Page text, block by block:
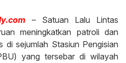
– Satuan Lalu Lintas
meningkatkan patroli dan
di sejumlah Stasiun Pengisian
yang tersebar di wilayah